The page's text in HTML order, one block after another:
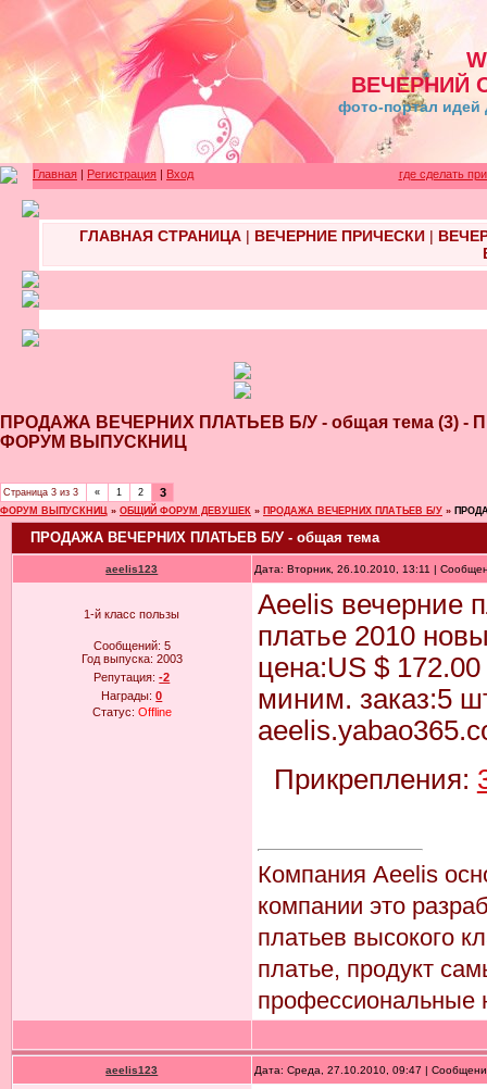
ВЕЧЕРНИЙ
фото-портал идей
Главная | Регистрация | Вход где сделать
ГЛАВНАЯ СТРАНИЦА| ВЕЧЕРНИЕ ПРИЧЕСКИ|
ПРОДАЖА ВЕЧЕРНИХ ПЛАТЬЕВ Б/У - общая тема
ФОРУМ ВЫПУСКНИЦ
Страница 3 из 3 « 1 2 3
ФОРУМ ВЫПУСКНИЦ » ОБЩИЙ ФОРУМ ДЕВУШЕК » ПРОДАЖА ВЕЧЕРНИХ ПЛАТЬЕВ Б/У »
ПРОДАЖА ВЕЧЕРНИХ ПЛАТЬЕВ Б/У - общая тема
aeelis123 Дата: Вторник, 26.10.2010, 13:11 |
1-й класс пользы
Сообщений: 5
Год выпуска: 2003
Репутация:-2
Награды:0
Статус: Offline
Aeelis вечерние
платье 2010
цена:US $
миним. заказ:5
Прикрепления:
Компания Aeelis
компании это
платьев высокого
платье, продукт
профессиональные
aeelis123 Дата: Среда, 27.10.2010, 09:47 |